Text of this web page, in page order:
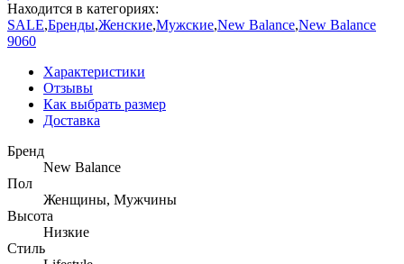
Находится в категориях:
SALE,Бренды,Женские,Мужские,New Balance,New Balance
9060
Характеристики
Отзывы
Как выбрать размер
Доставка
Бренд
New Balance
Пол
Женщины, Мужчины
Высота
Низкие
Стиль